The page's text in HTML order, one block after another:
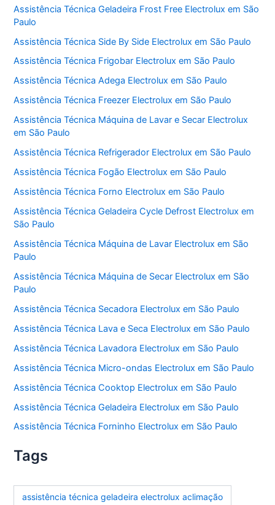
Assistência Técnica Geladeira Frost Free Electrolux em São
Paulo
Assistência Técnica Side By Side Electrolux em São Paulo
Assistência Técnica Frigobar Electrolux em São Paulo
Assistência Técnica Adega Electrolux em São Paulo
Assistência Técnica Freezer Electrolux em São Paulo
Assistência Técnica Máquina de Lavar e Secar Electrolux
em São Paulo
Assistência Técnica Refrigerador Electrolux em São Paulo
Assistência Técnica Fogão Electrolux em São Paulo
Assistência Técnica Forno Electrolux em São Paulo
Assistência Técnica Geladeira Cycle Defrost Electrolux em
São Paulo
Assistência Técnica Máquina de Lavar Electrolux em São
Paulo
Assistência Técnica Máquina de Secar Electrolux em São
Paulo
Assistência Técnica Secadora Electrolux em São Paulo
Assistência Técnica Lava e Seca Electrolux em São Paulo
Assistência Técnica Lavadora Electrolux em São Paulo
Assistência Técnica Micro-ondas Electrolux em São Paulo
Assistência Técnica Cooktop Electrolux em São Paulo
Assistência Técnica Geladeira Electrolux em São Paulo
Assistência Técnica Forninho Electrolux em São Paulo
Tags
assistência técnica geladeira electrolux aclimação